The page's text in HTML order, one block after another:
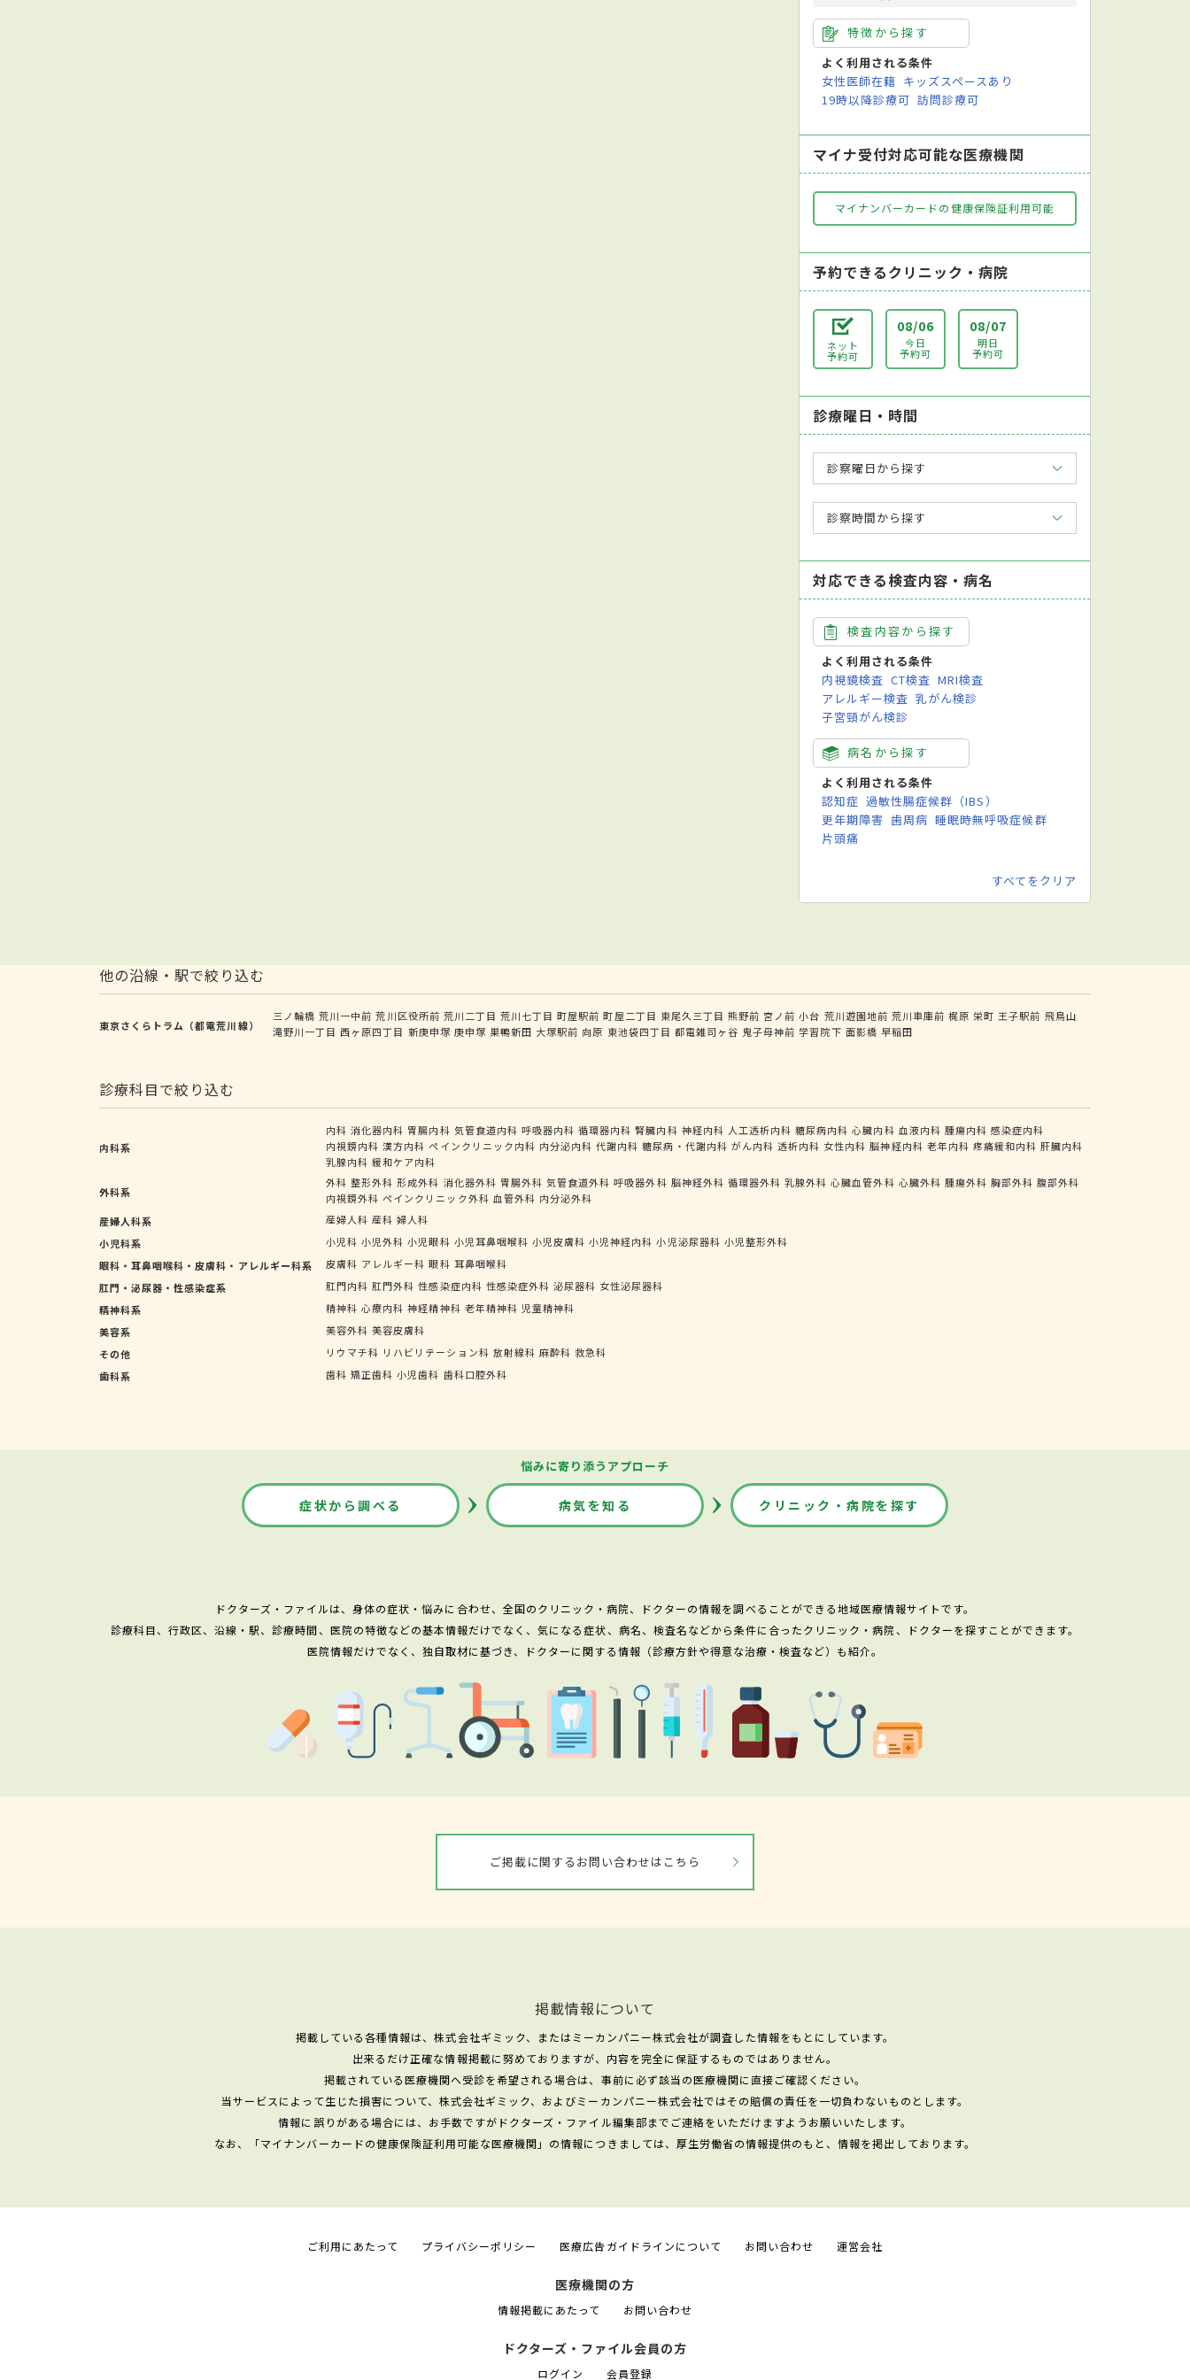
特徴から探す
よく利用される条件
女性医師在籍 キッズスペースあり
19時以降診療可 訪問診療可
マイナ受付対応可能な医療機関
マイナンバーカードの健康保険証利用可能
予約できるクリニック・病院
ネット
予約可
08/06
今日
予約可
08/07
明日
予約可
診療曜日・時間
診察曜日から探す
診察時間から探す
対応できる検査内容・病名
検査内容から探す
よく利用される条件
内視鏡検査 CT検査 MRI検査
アレルギー検査 乳がん検診
子宮頸がん検診
病名から探す
よく利用される条件
認知症 過敏性腸症候群（IBS）
更年期障害 歯周病 睡眠時無呼吸症候群
片頭痛
すべてをクリア
他の沿線・駅で絞り込む
東京さくらトラム（都電荒川線）
三ノ輪橋 荒川一中前 荒川区役所前 荒川二丁目 荒川七丁目 町屋駅前 町屋二丁目 東尾久三丁目 熊野前 宮ノ前 小台 荒川遊園地前 荒川車庫前 梶原 栄町 王子駅前 飛鳥山
滝野川一丁目 西ヶ原四丁目 新庚申塚 庚申塚 巣鴨新田 大塚駅前 向原 東池袋四丁目 都電雑司ヶ谷 鬼子母神前 学習院下 面影橋 早稲田
診療科目で絞り込む
内科系
内科 消化器内科 胃腸内科 気管食道内科 呼吸器内科 循環器内科 腎臓内科 神経内科 人工透析内科 糖尿病内科 心臓内科 血液内科 腫瘍内科 感染症内科
内視鏡内科 漢方内科 ペインクリニック内科 内分泌内科 代謝内科 糖尿病・代謝内科 がん内科 透析内科 女性内科 脳神経内科 老年内科 疼痛緩和内科 肝臓内科
乳腺内科 緩和ケア内科
外科系
外科 整形外科 形成外科 消化器外科 胃腸外科 気管食道外科 呼吸器外科 脳神経外科 循環器外科 乳腺外科 心臓血管外科 心臓外科 腫瘍外科 胸部外科 腹部外科
内視鏡外科 ペインクリニック外科 血管外科 内分泌外科
産婦人科系
産婦人科 産科 婦人科
小児科系
小児科 小児外科 小児眼科 小児耳鼻咽喉科 小児皮膚科 小児神経内科 小児泌尿器科 小児整形外科
眼科・耳鼻咽喉科・皮膚科・アレルギー科系
皮膚科 アレルギー科 眼科 耳鼻咽喉科
肛門・泌尿器・性感染症系
肛門内科 肛門外科 性感染症内科 性感染症外科 泌尿器科 女性泌尿器科
精神科系
精神科 心療内科 神経精神科 老年精神科 児童精神科
美容系
美容外科 美容皮膚科
その他
リウマチ科 リハビリテーション科 放射線科 麻酔科 救急科
歯科系
歯科 矯正歯科 小児歯科 歯科口腔外科
悩みに寄り添うアプローチ
症状から調べる 病気を知る クリニック・病院を探す
ドクターズ・ファイルは、身体の症状・悩みに合わせ、全国のクリニック・病院、ドクターの情報を調べることができる地域医療情報サイトです。
診療科目、行政区、沿線・駅、診療時間、医院の特徴などの基本情報だけでなく、気になる症状、病名、検査名などから条件に合ったクリニック・病院、ドクターを探すことができます。
医院情報だけでなく、独自取材に基づき、ドクターに関する情報（診療方針や得意な治療・検査など）も紹介。
ご掲載に関するお問い合わせはこちら
掲載情報について
掲載している各種情報は、株式会社ギミック、またはミーカンパニー株式会社が調査した情報をもとにしています。
出来るだけ正確な情報掲載に努めておりますが、内容を完全に保証するものではありません。
掲載されている医療機関へ受診を希望される場合は、事前に必ず該当の医療機関に直接ご確認ください。
当サービスによって生じた損害について、株式会社ギミック、およびミーカンパニー株式会社ではその賠償の責任を一切負わないものとします。
情報に誤りがある場合には、お手数ですがドクターズ・ファイル編集部までご連絡をいただけますようお願いいたします。
なお、「マイナンバーカードの健康保険証利用可能な医療機関」の情報につきましては、厚生労働省の情報提供のもと、情報を掲出しております。
ご利用にあたって プライバシーポリシー 医療広告ガイドラインについて お問い合わせ 運営会社
医療機関の方
情報掲載にあたって お問い合わせ
ドクターズ・ファイル会員の方
ログイン 会員登録